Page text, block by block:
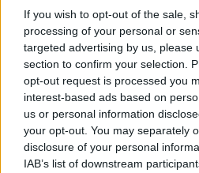
If you wish to opt-out of the sale,
processing of your personal or
targeted advertising by us, please
section to confirm your selection.
opt-out request is processed you
interest-based ads based on
us or personal information
your opt-out. You may separately
disclosure of your personal
IAB’s list of downstream
Δράσεις για την
ελληνικού
Πάτρα και Κω
Σε δράσεις για την προώθηση